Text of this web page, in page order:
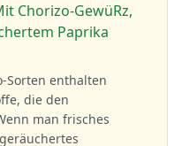
Chorizo-GewüRz,
Paprika
Sorten enthalten
die den
man frisches